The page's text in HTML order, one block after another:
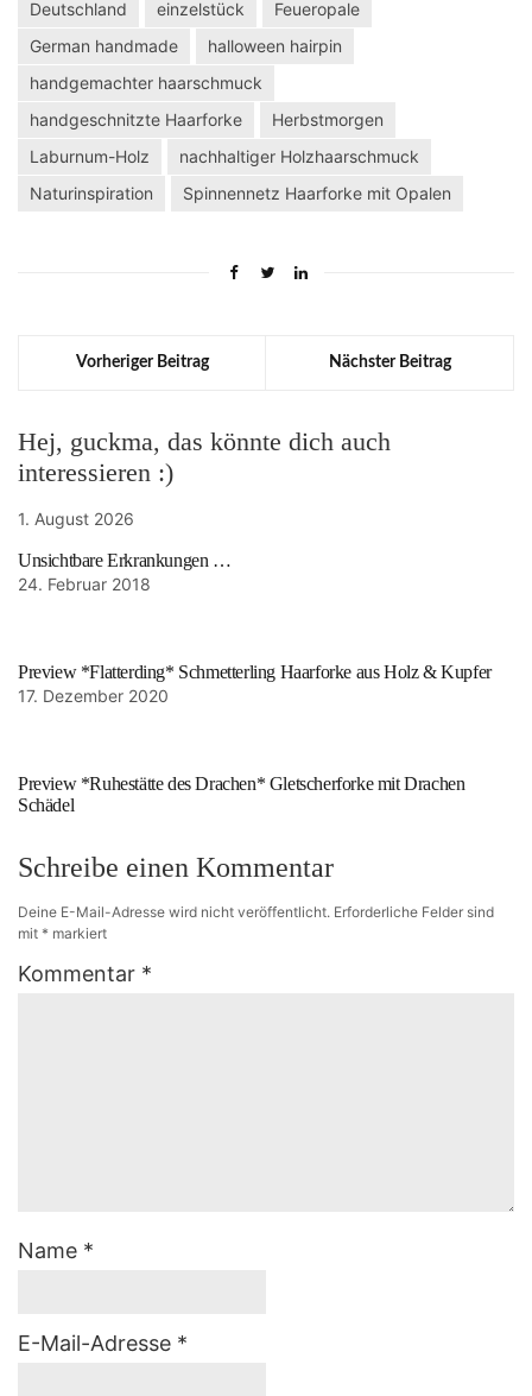
Deutschland einzelstück
Feueropale
German handmade
halloween hairpin
handgemachter haarschmuck
handgeschnitzte Haarforke
Herbstmorgen
Laburnum-Holz
nachhaltiger Holzhaarschmuck
Naturinspiration
Spinnennetz Haarforke mit Opalen
Vorheriger Beitrag Nächster Beitrag
Hej, guckma, das könnte dich auch
interessieren :)
1. August 2026
Unsichtbare Erkrankungen …
24. Februar 2018
Preview *Flatterding* Schmetterling Haarforke aus Holz & Kupfer
17. Dezember 2020
Preview *Ruhestätte des Drachen* Gletscherforke mit Drachen
Schädel
Schreibe einen Kommentar
Deine E-Mail-Adresse wird nicht veröffentlicht. Erforderliche Felder sind
mit * markiert
Kommentar *
Name *
E-Mail-Adresse *